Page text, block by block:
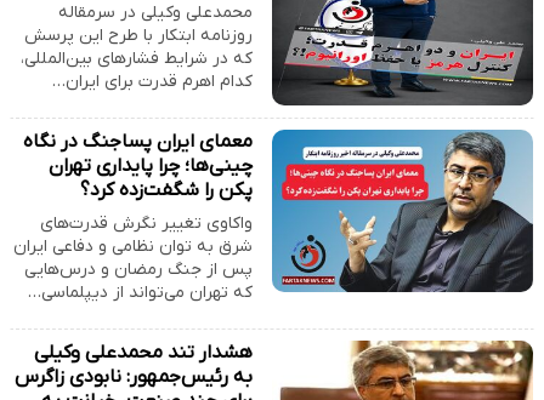
محمدعلی وکیلی در سرمقاله
روزنامه ابتکار با طرح این پرسش
که در شرایط فشارهای بین‌المللی،
کدام اهرم قدرت برای ایران…
معمای ایران پساجنگ در نگاه
چینی‌ها؛ چرا پایداری تهران
پکن را شگفت‌زده کرد؟
واکاوی تغییر نگرش قدرت‌های
شرق به توان نظامی و دفاعی ایران
پس از جنگ رمضان و درس‌هایی
که تهران می‌تواند از دیپلماسی…
هشدار تند محمدعلی وکیلی
به رئیس‌جمهور: نابودی زاگرس